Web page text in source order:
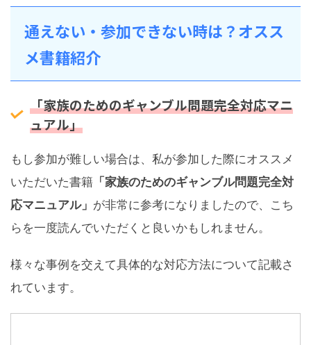
通えない・参加できない時は？オスス
メ書籍紹介
「家族のためのギャンブル問題完全対応マニ
ュアル」
もし参加が難しい場合は、私が参加した際にオススメ
いただいた書籍 「家族のためのギャンブル問題完全対
応マニュアル」 が非常に参考になりましたので、こち
らを一度読んでいただくと良いかもしれません。
様々な事例を交えて具体的な対応方法について記載さ
れています。